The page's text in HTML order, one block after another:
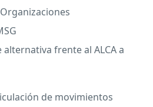
alternativa frente al ALCAa
de movimientos